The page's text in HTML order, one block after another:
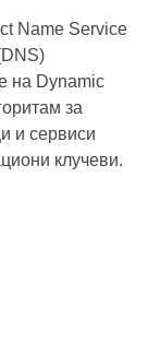
Name Service
на Dynamic
за
и сервиси
клучеви.